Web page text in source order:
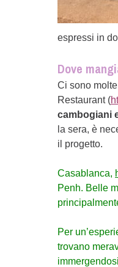
espressi in
Dove
Ci sono
Restaurant (
cambogiani
la sera, è
il progetto.
Casablanca,
Penh. Belle
Per
trovano